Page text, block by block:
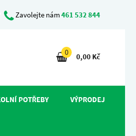
Zavolejte nám461 532 844
0 0,00 Kč
POTŘEBY VÝPRODEJ